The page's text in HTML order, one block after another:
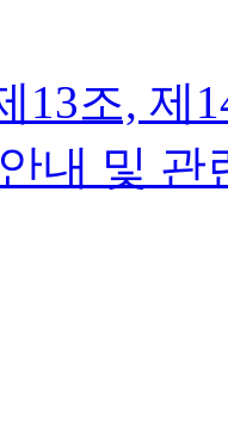
13조, 제
내 및 관